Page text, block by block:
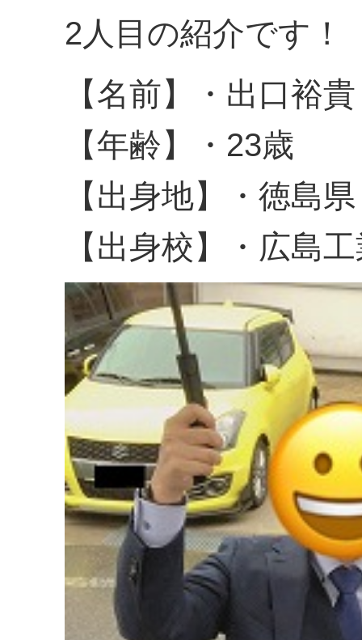
2人目の紹介です！
【名前】・出口裕貴
【年齢】・23歳
【出身地】・徳島県
【出身校】・広島